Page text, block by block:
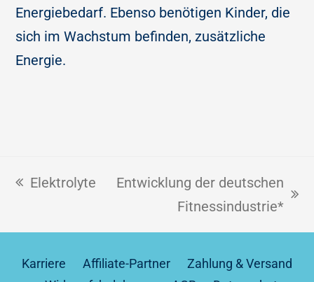
Energiebedarf. Ebenso benötigen Kinder, die
sich im Wachstum befinden, zusätzliche
Energie.
Elektrolyte
Entwicklung der deutschen
Fitnessindustrie*
Karriere Affiliate-Partner
Zahlung & Versand